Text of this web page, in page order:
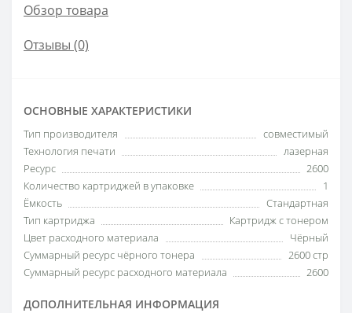
Обзор товара
Отзывы (0)
ОСНОВНЫЕ ХАРАКТЕРИСТИКИ
Тип производителя
совместимый
Технология печати
лазерная
Ресурс
2600
Количество картриджей в упаковке
1
Ёмкость
Стандартная
Тип картриджа
Картридж с тонером
Цвет расходного материала
Чёрный
Суммарный ресурс чёрного тонера
2600 стр
Суммарный ресурс расходного материала
2600
ДОПОЛНИТЕЛЬНАЯ ИНФОРМАЦИЯ